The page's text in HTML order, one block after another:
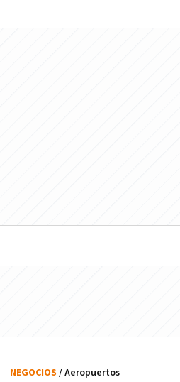
NEGOCIOS / Aeropuertos